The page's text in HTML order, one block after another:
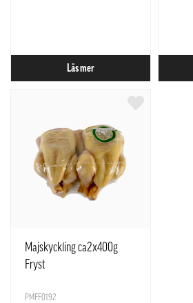
Läs mer
Majskyckling ca2x400g
Fryst
PMFF0192